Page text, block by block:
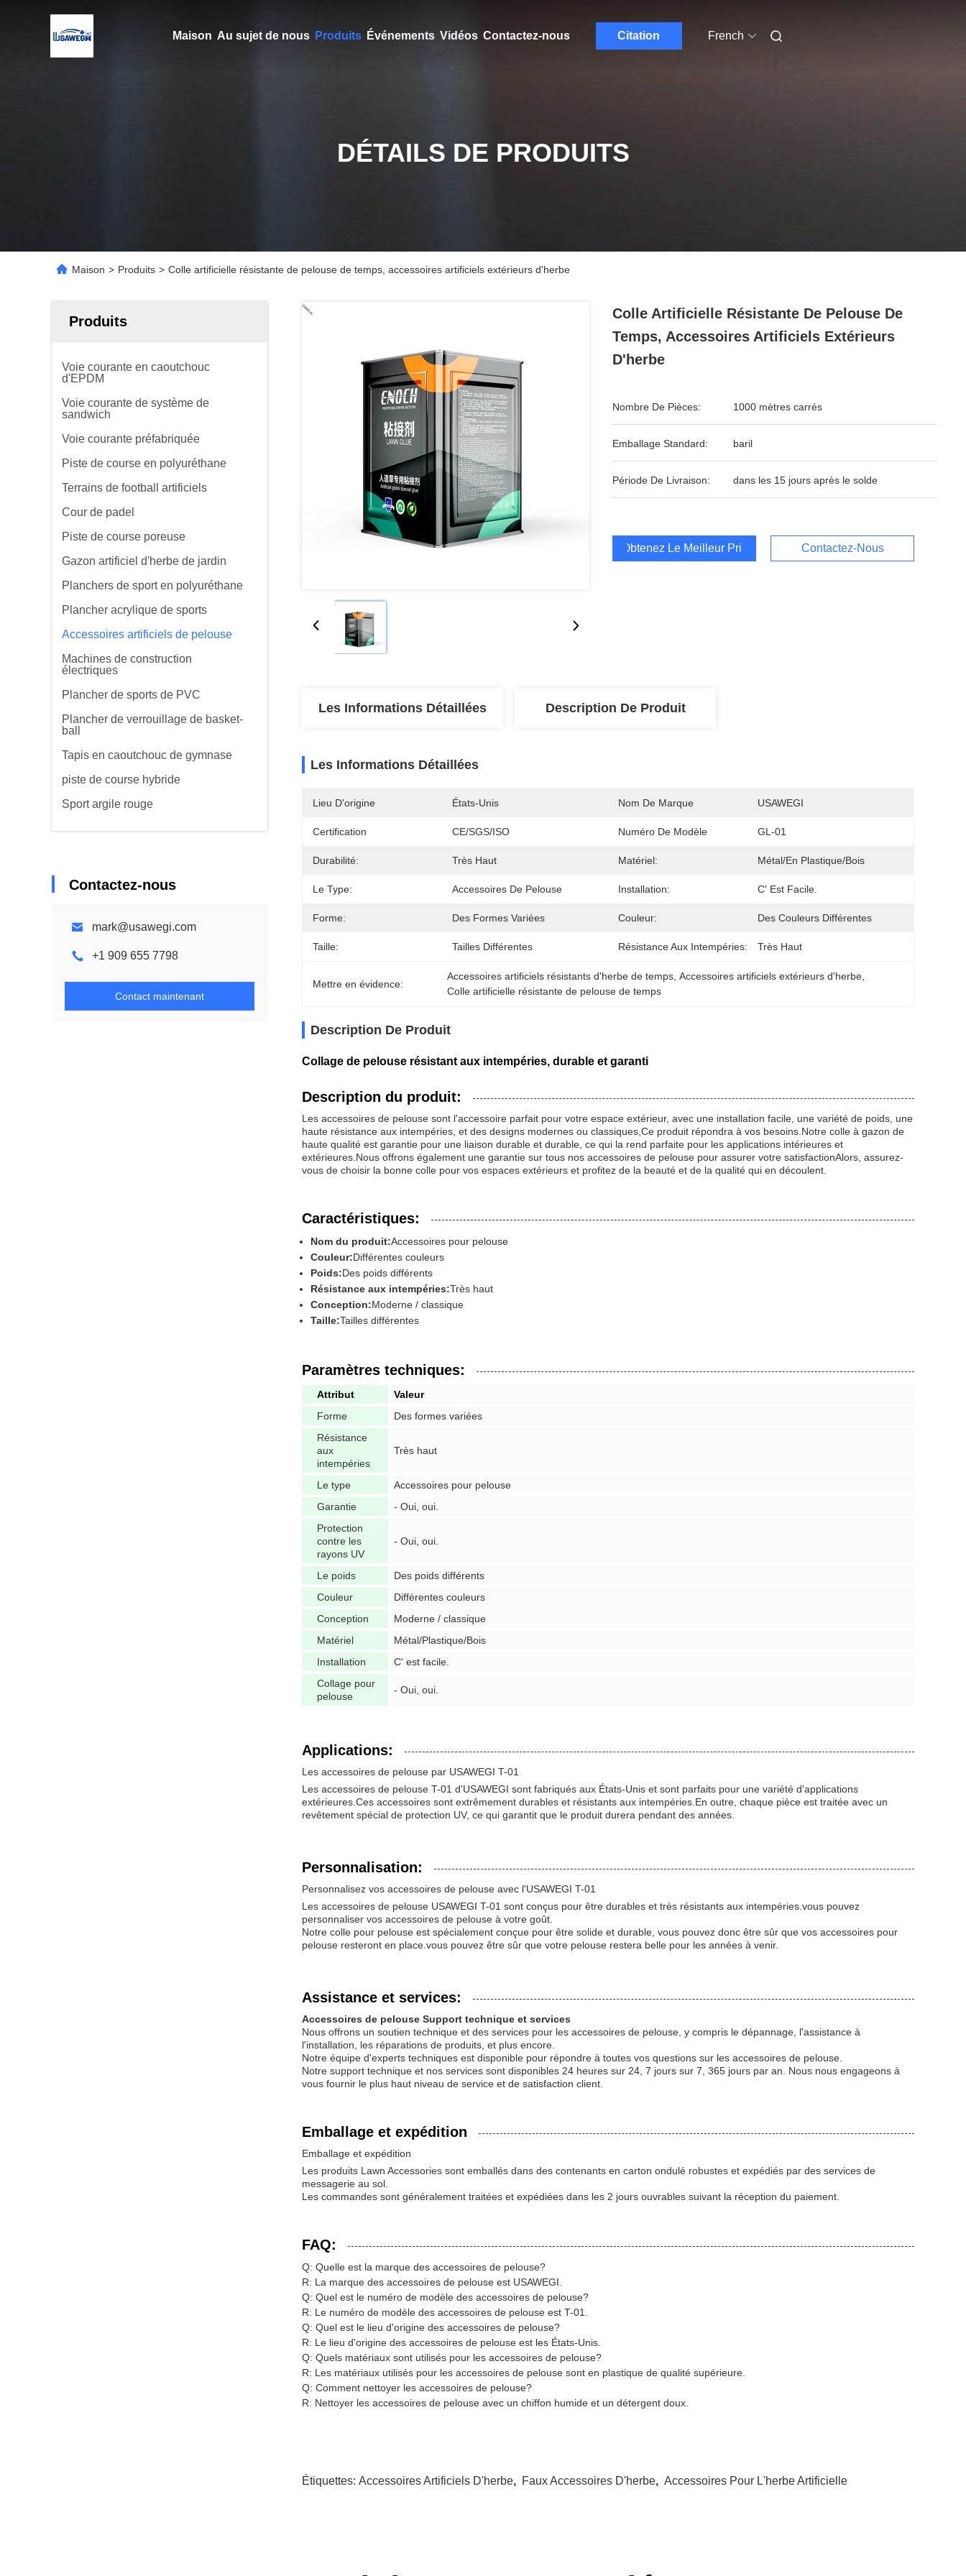
Maison Au sujet de nous Produits Événements Vidéos Contactez-nous Citation French
DÉTAILS DE PRODUITS
Maison > Produits > Colle artificielle résistante de pelouse de temps, accessoires artificiels extérieurs d'herbe
Produits
Voie courante en caoutchouc
d'EPDM
Voie courante de système de
sandwich
Voie courante préfabriquée
Piste de course en polyuréthane
Terrains de football artificiels
Cour de padel
Piste de course poreuse
Gazon artificiel d'herbe de jardin
Planchers de sport en polyuréthane
Plancher acrylique de sports
Accessoires artificiels de pelouse
Machines de construction
électriques
Plancher de sports de PVC
Plancher de verrouillage de basket-
ball
Tapis en caoutchouc de gymnase
piste de course hybride
Sport argile rouge
Contactez-nous
mark@usawegi.com
+1 909 655 7798
Contact maintenant
Colle Artificielle Résistante De Pelouse De
Temps, Accessoires Artificiels Extérieurs
D'herbe
Nombre De Pièces: 1000 mètres carrés
Emballage Standard: baril
Période De Livraison: dans les 15 jours après le solde
Obtenez Le Meilleur Prix Contactez-Nous
Les Informations Détaillées Description De Produit
Les Informations Détaillées
Lieu D'origine États-Unis Nom De Marque USAWEGI
Certification CE/SGS/ISO Numéro De Modèle GL-01
Durabilité: Très Haut Matériel: Métal/en Plastique/bois
Le Type: Accessoires De Pelouse Installation: C' Est Facile.
Forme: Des Formes Variées Couleur: Des Couleurs Différentes
Taille: Tailles Différentes Résistance Aux Intempéries: Très Haut
Mettre en évidence:
Accessoires artificiels résistants d'herbe de temps , Accessoires artificiels extérieurs d'herbe
Colle artificielle résistante de pelouse de temps
Description De Produit
Collage de pelouse résistant aux intempéries, durable et garanti
Description du produit:
Les accessoires de pelouse sont l'accessoire parfait pour votre espace extérieur, avec une installation facile, une variété de poids, une
haute résistance aux intempéries, et des designs modernes ou classiques,Ce produit répondra à vos besoins.Notre colle à gazon de
haute qualité est garantie pour une liaison durable et durable, ce qui la rend parfaite pour les applications intérieures et
extérieures.Nous offrons également une garantie sur tous nos accessoires de pelouse pour assurer votre satisfactionAlors, assurez-
vous de choisir la bonne colle pour vos espaces extérieurs et profitez de la beauté et de la qualité qui en découlent.
Caractéristiques:
Nom du produit:Accessoires pour pelouse
Couleur:Différentes couleurs
Poids:Des poids différents
Résistance aux intempéries:Très haut
Conception:Moderne / classique
Taille:Tailles différentes
Paramètres techniques:
Attribut
Valeur
Forme
Des formes variées
Résistance
aux
intempéries
Très haut
Le type
Accessoires pour pelouse
Garantie
- Oui, oui.
Protection
contre les
rayons UV
- Oui, oui.
Le poids
Des poids différents
Couleur
Différentes couleurs
Conception
Moderne / classique
Matériel
Métal/Plastique/Bois
Installation
C' est facile.
Collage pour
pelouse
- Oui, oui.
Applications:
Les accessoires de pelouse par USAWEGI T-01
Les accessoires de pelouse T-01 d'USAWEGI sont fabriqués aux États-Unis et sont parfaits pour une variété d'applications
extérieures.Ces accessoires sont extrêmement durables et résistants aux intempéries.En outre, chaque pièce est traitée avec un
revêtement spécial de protection UV, ce qui garantit que le produit durera pendant des années.
Personnalisation:
Personnalisez vos accessoires de pelouse avec l'USAWEGI T-01
Les accessoires de pelouse USAWEGI T-01 sont conçus pour être durables et très résistants aux intempéries.vous pouvez
personnaliser vos accessoires de pelouse à votre goût.
Notre colle pour pelouse est spécialement conçue pour être solide et durable, vous pouvez donc être sûr que vos accessoires pour
pelouse resteront en place.vous pouvez être sûr que votre pelouse restera belle pour les années à venir.
Assistance et services:
Accessoires de pelouse Support technique et services
Nous offrons un soutien technique et des services pour les accessoires de pelouse, y compris le dépannage, l'assistance à
l'installation, les réparations de produits, et plus encore.
Notre équipe d'experts techniques est disponible pour répondre à toutes vos questions sur les accessoires de pelouse.
Notre support technique et nos services sont disponibles 24 heures sur 24, 7 jours sur 7, 365 jours par an. Nous nous engageons à
vous fournir le plus haut niveau de service et de satisfaction client.
Emballage et expédition
Emballage et expédition
Les produits Lawn Accessories sont emballés dans des contenants en carton ondulé robustes et expédiés par des services de
messagerie au sol.
Les commandes sont généralement traitées et expédiées dans les 2 jours ouvrables suivant la réception du paiement.
FAQ:
Q: Quelle est la marque des accessoires de pelouse?
R: La marque des accessoires de pelouse est USAWEGI.
Q: Quel est le numéro de modèle des accessoires de pelouse?
R: Le numéro de modèle des accessoires de pelouse est T-01.
Q: Quel est le lieu d'origine des accessoires de pelouse?
R: Le lieu d'origine des accessoires de pelouse est les États-Unis.
Q: Quels matériaux sont utilisés pour les accessoires de pelouse?
R: Les matériaux utilisés pour les accessoires de pelouse sont en plastique de qualité supérieure.
Q: Comment nettoyer les accessoires de pelouse?
R: Nettoyer les accessoires de pelouse avec un chiffon humide et un détergent doux.
Étiquettes: Accessoires Artificiels D'herbe, Faux Accessoires D'herbe, Accessoires Pour L'herbe Artificielle